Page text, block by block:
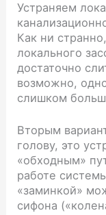
Устраняем
Как ни
локального
достаточно
возможно,
слишком
Вторым
голову, это
«обходным»
работе
«заминкой»
сифона